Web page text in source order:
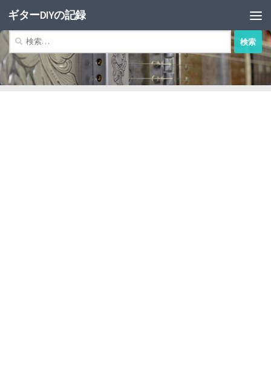
コンテンツへスキップ
ギターDIYの記録
索: